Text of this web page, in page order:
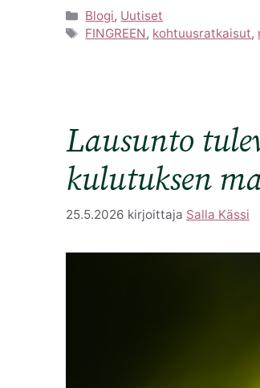
Kategoriat
Blogi, Uutiset
Avainsanat
FINGREEN, kohtuusratkaisut,
Lausunto
kulutuksen
25.5.2026 kirjoittaja Salla Kässi